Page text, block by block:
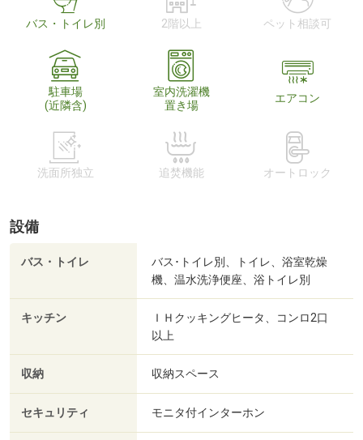
バス・トイレ別 2階以上 ペット相談可
駐車場
(近隣含)
室内洗濯機
置き場
エアコン
洗面所独立 追焚機能 オートロック
設備
バス・トイレ
バス･トイレ別、トイレ、浴室乾燥
機、温水洗浄便座、浴トイレ別
キッチン
ＩＨクッキングヒータ、コンロ2口
以上
収納 収納スペース
セキュリティ モニタ付インターホン